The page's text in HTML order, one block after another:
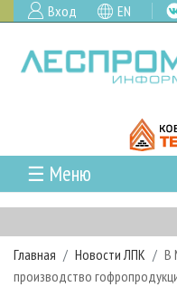
Вход EN
☰ Меню
ГЛАВНАЯ
РУБРИКИ И ТЕМЫ
РУБРИКИ ЖУРНАЛА
НОВОСТИ
Главная Новости ЛПК
В
производство